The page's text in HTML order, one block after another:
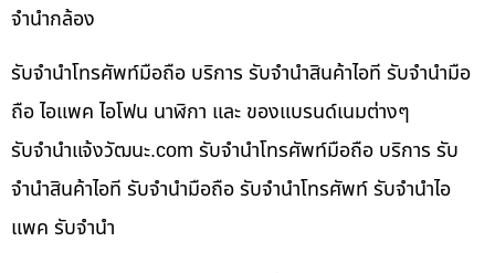
จำนำกล้อง
รับจำนำโทรศัพท์มือถือ บริการ รับจำนำสินค้าไอที รับจำนำมือ
ถือ ไอแพค ไอโฟน นาฬิกา และ ของแบรนด์เนมต่างๆ
รับจํานําแจ้งวัฒนะ.com รับจำนำโทรศัพท์มือถือ บริการ รับ
จำนำสินค้าไอที รับจำนำมือถือ รับจำนำโทรศัพท์ รับจำนำไอ
แพค รับจำนำ